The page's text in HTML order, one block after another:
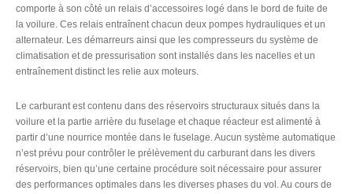
comporte à son côté un relais d’accessoires logé dans le bord de fuite de
la voilure. Ces relais entraînent chacun deux pompes hydrauliques et un
alternateur. Les démarreurs ainsi que les compresseurs du système de
climatisation et de pressurisation sont installés dans les nacelles et un
entraînement distinct les relie aux moteurs.
Le carburant est contenu dans des réservoirs structuraux situés dans la
voilure et la partie arrière du fuselage et chaque réacteur est alimenté à
partir d’une nourrice montée dans le fuselage. Aucun système automatique
n’est prévu pour contrôler le prélèvement du carburant dans les divers
réservoirs, bien qu’une certaine procédure soit nécessaire pour assurer
des performances optimales dans les diverses phases du vol. Au cours de